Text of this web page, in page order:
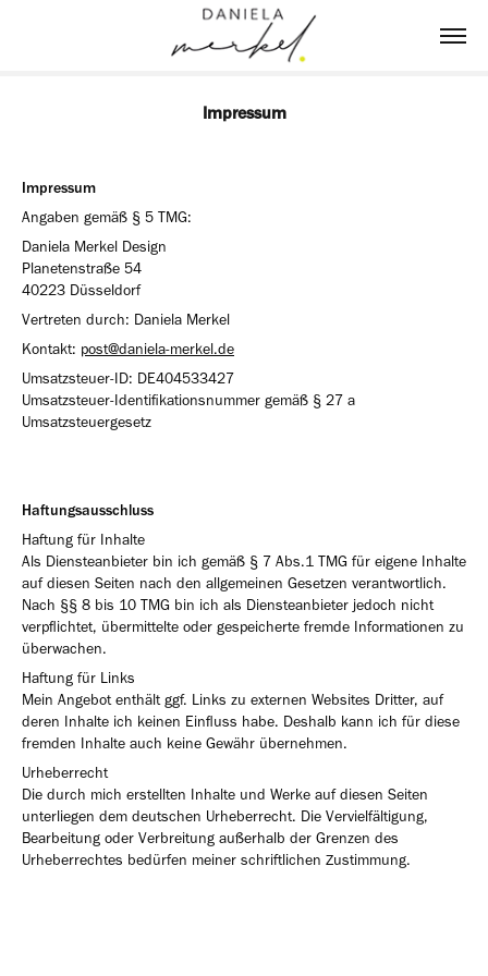
Impressum
Impressum
Angaben gemäß § 5 TMG:
Daniela Merkel Design
Planetenstraße 54
40223 Düsseldorf
Vertreten durch: Daniela Merkel
Kontakt: post@daniela-merkel.de
Umsatzsteuer-ID: DE404533427
Umsatzsteuer-Identifikationsnummer gemäß § 27 a
Umsatzsteuergesetz
Haftungsausschluss
Haftung für Inhalte
Als Diensteanbieter bin ich gemäß § 7 Abs.1 TMG für eigene Inhalte
auf diesen Seiten nach den allgemeinen Gesetzen verantwortlich.
Nach §§ 8 bis 10 TMG bin ich als Diensteanbieter jedoch nicht
verpflichtet, übermittelte oder gespeicherte fremde Informationen zu
überwachen.
Haftung für Links
Mein Angebot enthält ggf. Links zu externen Websites Dritter, auf
deren Inhalte ich keinen Einfluss habe. Deshalb kann ich für diese
fremden Inhalte auch keine Gewähr übernehmen.
Urheberrecht
Die durch mich erstellten Inhalte und Werke auf diesen Seiten
unterliegen dem deutschen Urheberrecht. Die Vervielfältigung,
Bearbeitung oder Verbreitung außerhalb der Grenzen des
Urheberrechtes bedürfen meiner schriftlichen Zustimmung.